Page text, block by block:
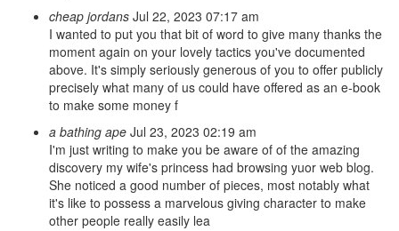
cheap jordans Jul 22, 2023 07:17 am
I wanted to put you that bit of word to give many thanks the
moment again on your lovely tactics you've documented
above. It's simply seriously generous of you to offer publicly
precisely what many of us could have offered as an e-book
to make some money f
a bathing ape Jul 23, 2023 02:19 am
I'm just writing to make you be aware of of the amazing
discovery my wife's princess had browsing yuor web blog.
She noticed a good number of pieces, most notably what
it's like to possess a marvelous giving character to make
other people really easily lea